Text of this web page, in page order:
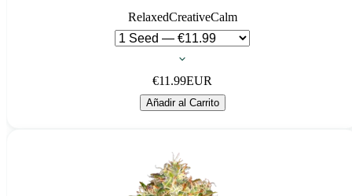
RelaxedCreativeCalm
€11.99EUR
Añadir al Carrito